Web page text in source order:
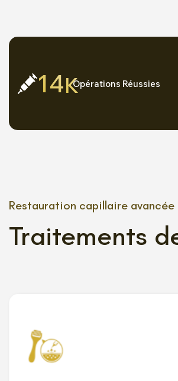
14KOpérations Réussies
Restauration capillaire avancée
Traitements